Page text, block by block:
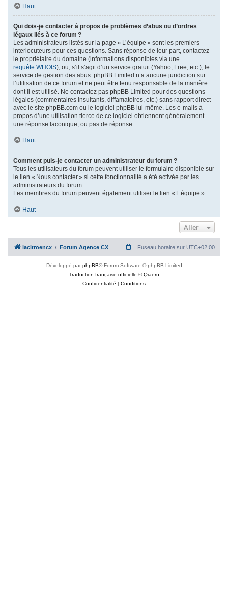
Haut
Qui dois-je contacter à propos de problèmes d’abus ou d’ordres
légaux liés à ce forum ?
Les administrateurs listés sur la page « L’équipe » sont les premiers
interlocuteurs pour ces questions. Sans réponse de leur part, contactez
le propriétaire du domaine (informations disponibles via une
requête WHOIS), ou, s’il s’agit d’un service gratuit (Yahoo, Free, etc.), le
service de gestion des abus. phpBB Limited n’a aucune juridiction sur
l’utilisation de ce forum et ne peut être tenu responsable de la manière
dont il est utilisé. Ne contactez pas phpBB Limited pour des questions
légales (commentaires insultants, diffamatoires, etc.) sans rapport direct
avec le site phpBB.com ou le logiciel phpBB lui-même. Les e-mails à
propos d’une utilisation tierce de ce logiciel obtiennent généralement
une réponse laconique, ou pas de réponse.
Haut
Comment puis-je contacter un administrateur du forum ?
Tous les utilisateurs du forum peuvent utiliser le formulaire disponible sur
le lien « Nous contacter » si cette fonctionnalité a été activée par les
administrateurs du forum.
Les membres du forum peuvent également utiliser le lien « L’équipe ».
Haut
Aller
lacitroencx Forum Agence CX Fuseau horaire sur UTC+02:00
Développé parphpBB® Forum Software © phpBB Limited
Traduction française officielle ©Qiaeru
Confidentialité | Conditions